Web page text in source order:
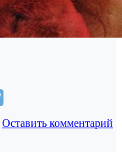
Оставить комментарий